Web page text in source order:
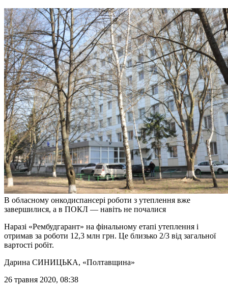
В обласному онкодиспансері роботи з утеплення вже
завершилися, а в ПОКЛ — навіть не почалися
Наразі «Рембудгарант» на фінальному етапі утеплення і
отримав за роботи 12,3 млн грн. Це близько 2/3 від загальної
вартості робіт.
Дарина СИНИЦЬКА, «Полтавщина»
26 травня 2020, 08:38